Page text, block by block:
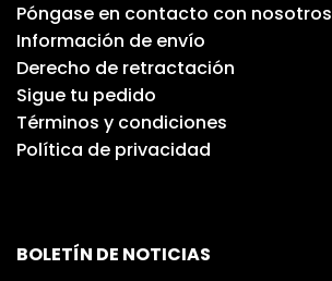
Póngase en contacto con nosotros
Información de envío
Derecho de retractación
Sigue tu pedido
Términos y condiciones
Política de privacidad
BOLETÍN DE NOTICIAS